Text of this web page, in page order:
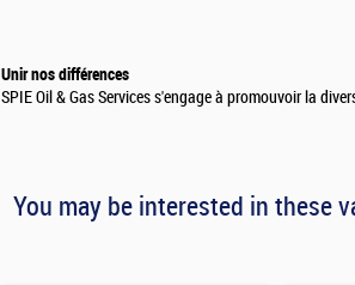
Unir nos différences
SPIE Oil & Gas Services s'engage à promouvoir la
You may be interested in these